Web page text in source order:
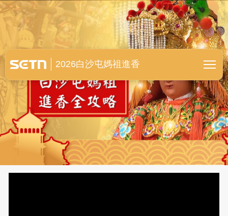
白沙屯媽祖進香全紀錄
2026白沙屯媽祖進香